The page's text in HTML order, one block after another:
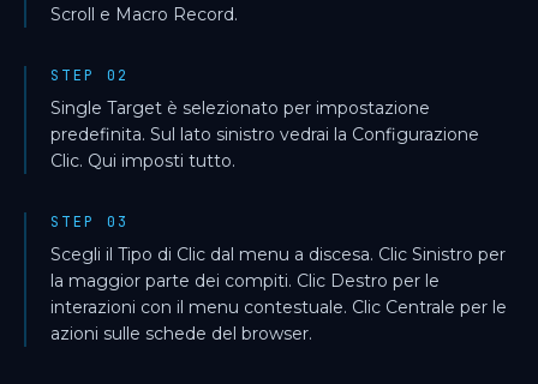
Scroll e Macro Record.
STEP 02
Single Target è selezionato per impostazione
predefinita. Sul lato sinistro vedrai la Configurazione
Clic. Qui imposti tutto.
STEP 03
Scegli il Tipo di Clic dal menu a discesa. Clic Sinistro per
la maggior parte dei compiti. Clic Destro per le
interazioni con il menu contestuale. Clic Centrale per le
azioni sulle schede del browser.